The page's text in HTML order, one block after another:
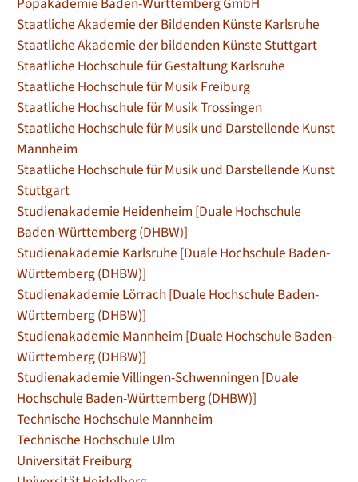
Staatliche Akademie der Bildenden Künste Karlsruhe
Staatliche Akademie der bildenden Künste Stuttgart
Staatliche Hochschule für Gestaltung Karlsruhe
Staatliche Hochschule für Musik Freiburg
Staatliche Hochschule für Musik Trossingen
Staatliche Hochschule für Musik und Darstellende Kunst
Mannheim
Staatliche Hochschule für Musik und Darstellende Kunst
Stuttgart
Studienakademie Heidenheim [Duale Hochschule
Baden-Württemberg (DHBW)]
Studienakademie Karlsruhe [Duale Hochschule Baden-
Württemberg (DHBW)]
Studienakademie Lörrach [Duale Hochschule Baden-
Württemberg (DHBW)]
Studienakademie Mannheim [Duale Hochschule Baden-
Württemberg (DHBW)]
Studienakademie Villingen-Schwenningen [Duale
Hochschule Baden-Württemberg (DHBW)]
Technische Hochschule Mannheim
Technische Hochschule Ulm
Universität Freiburg